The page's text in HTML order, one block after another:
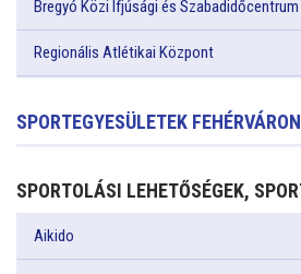
Bregyó Közi Ifjúsági és Szabadidőcentrum
Regionális Atlétikai Központ
SPORTEGYESÜLETEK FEHÉRVÁRON
SPORTOLÁSI LEHETŐSÉGEK,
Aikido